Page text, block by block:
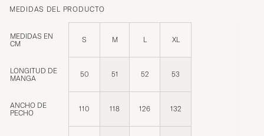
MEDIDAS DEL PRODUCTO
MEDIDAS EN
CM
S M L XL
LONGITUD DE
MANGA
50 51 52 53
ANCHO DE
PECHO
110 118 126 132